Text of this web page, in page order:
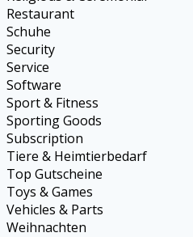
Restaurant
Schuhe
Security
Service
Software
Sport & Fitness
Sporting Goods
Subscription
Tiere & Heimtierbedarf
Top Gutscheine
Toys & Games
Vehicles & Parts
Weihnachten